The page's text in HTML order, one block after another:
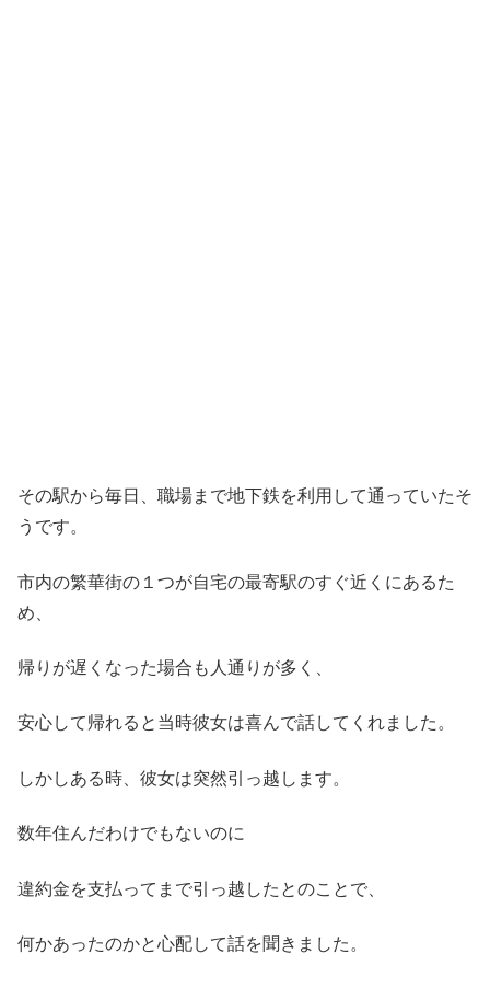
その駅から毎日、職場まで地下鉄を利用して通っていたそ
うです。
市内の繁華街の１つが自宅の最寄駅のすぐ近くにあるた
め、
帰りが遅くなった場合も人通りが多く、
安心して帰れると当時彼女は喜んで話してくれました。
しかしある時、彼女は突然引っ越します。
数年住んだわけでもないのに
違約金を支払ってまで引っ越したとのことで、
何かあったのかと心配して話を聞きました。